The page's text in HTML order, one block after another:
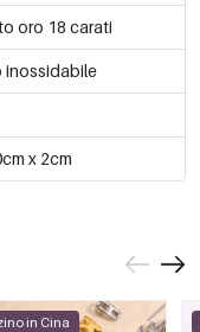
oro 18 carati
inossidabile
x 2cm
in Cina